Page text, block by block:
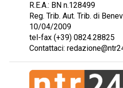
R.E.A.: BN n.128499
Reg. Trib. Aut. Trib. di
10/04/2009
tel-fax (+39) 0824.28825
Contattaci: